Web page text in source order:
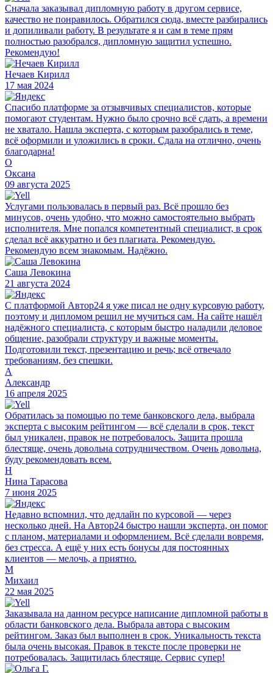
Сначала заказывал дипломную работу в другом сервисе,
качество не понравилось. Обратился сюда, вместе разбирались
и допиливали работу. В результате я и сам в теме прям
полностью разобрался, дипломную защитил успешно.
Рекомендую!
Нечаев Кирилл
17 мая 2024
Спасибо платформе за отзывчивых специалистов, которые
помогают студентам. Нужно было срочно всё сдать, а времени
не хватало. Нашла эксперта, с которым разобрались в теме,
всё оформили и уложились в сроки. Сдала на отлично, очень
благодарна!
О
Оксана
09 августа 2025
Услугами пользовалась в первый раз. Всё прошло без
минусов, очень удобно, что можно самостоятельно выбрать
исполнителя. Мне попался компетентный специалист, в срок
сделал всё аккуратно и без плагиата. Рекомендую.
Рекомендую всем знакомым. Надёжно.
Саша Левокина
21 августа 2024
С платформой Автор24 я уже писал не одну курсовую работу,
поэтому и дипломом решил не мучиться сам. На сайте нашёл
надёжного специалиста, с которым быстро наладили деловое
общение, разобрали структуру и важные моменты.
Подготовили текст, презентацию и речь; всё отвечало
требованиям, без спешки.
А
Александр
16 апреля 2025
Обратилась за помощью по теме банковского дела, выбрала
эксперта с высоким рейтингом — всё сделали в срок, текст
был уникален, правок не потребовалось. Защита прошла
блестяще, очень довольна сотрудничеством. Очень довольна,
буду рекомендовать всем.
Н
Нина Тарасова
7 июня 2025
Недавно вспомнил, что дедлайн по курсовой — через
несколько дней. На Автор24 быстро нашли эксперта, он помог
с планом, материалами и оформлением. Всё сделали вовремя,
без стресса. А ещё у них есть бонусы для постоянных
клиентов — мелочь, а приятно.
М
Михаил
22 мая 2025
Заказывала на данном ресурсе написание дипломной работы в
области банковского дела. Выбрала автора с высоким
рейтингом. Заказ был выполнен в срок. Уникальность текста
была очень высокая. Правок в тексте после проверки не
потребовалась. Защитилась блестяще. Сервис супер!